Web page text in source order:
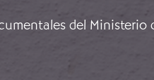
del